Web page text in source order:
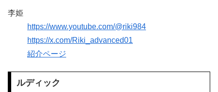
李姫
https://www.youtube.com/@riki984
https://x.com/Riki_advanced01
紹介ページ
ルディック